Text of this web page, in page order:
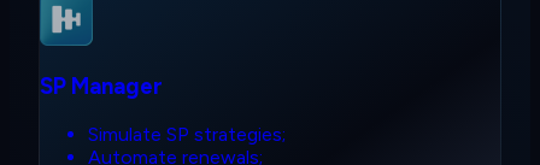
SP Manager
Simulate SP strategies;
Automate renewals;